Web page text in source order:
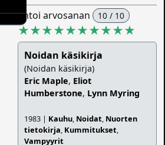
antoi arvosanan 10 / 10
★★★★★★★★★★
Noidan käsikirja
(Noidan käsikirja)
Eric Maple, Eliot
Humberstone, Lynn Myring
1983 | Kauhu, Noidat, Nuorten
tietokirja, Kummitukset,
Vampyyrit